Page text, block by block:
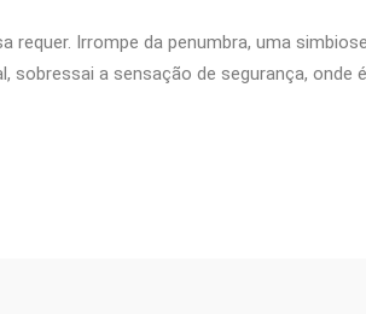
Irrompe da penumbra, uma
sobressai a sensação de segurança, onde